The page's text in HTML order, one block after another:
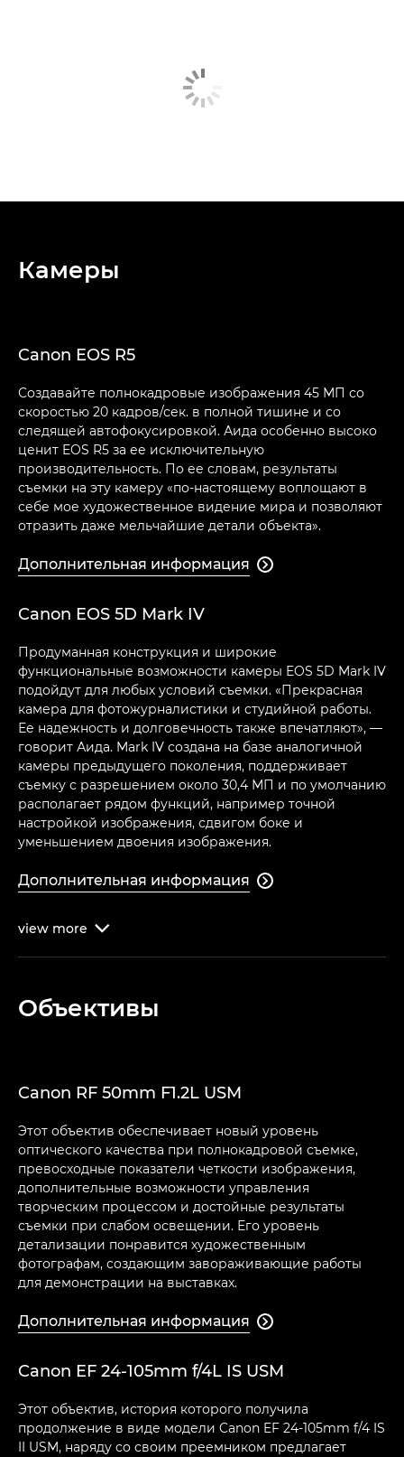
Камеры
Canon EOS R5
Создавайте полнокадровые изображения 45 МП со
скоростью 20 кадров/сек. в полной тишине и со
следящей автофокусировкой. Аида особенно высоко
ценит EOS R5 за ее исключительную
производительность. По ее словам, результаты
съемки на эту камеру «по-настоящему воплощают в
себе мое художественное видение мира и позволяют
отразить даже мельчайшие детали объекта».
Дополнительная информация 
Canon EOS 5D Mark IV
Продуманная конструкция и широкие
функциональные возможности камеры EOS 5D Mark IV
подойдут для любых условий съемки. «Прекрасная
камера для фотожурналистики и студийной работы.
Ее надежность и долговечность также впечатляют», —
говорит Аида. Mark IV создана на базе аналогичной
камеры предыдущего поколения, поддерживает
съемку с разрешением около 30,4 МП и по умолчанию
располагает рядом функций, например точной
настройкой изображения, сдвигом боке и
уменьшением двоения изображения.
Дополнительная информация 
view more 
Объективы
Canon RF 50mm F1.2L USM
Этот объектив обеспечивает новый уровень
оптического качества при полнокадровой съемке,
превосходные показатели четкости изображения,
дополнительные возможности управления
творческим процессом и достойные результаты
съемки при слабом освещении. Его уровень
детализации понравится художественным
фотографам, создающим завораживающие работы
для демонстрации на выставках.
Дополнительная информация 
Canon EF 24-105mm f/4L IS USM
Этот объектив, история которого получила
продолжение в виде модели Canon EF 24-105mm f/4 IS
II USM, наряду со своим преемником предлагает